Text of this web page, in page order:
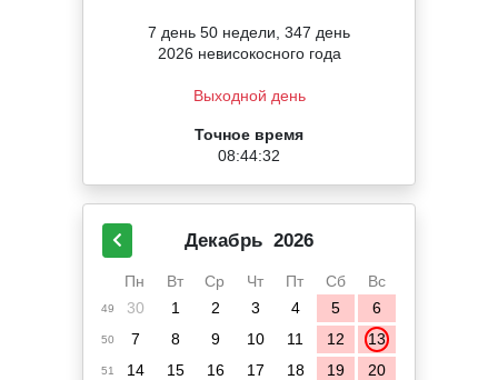
7 день 50 недели, 347 день
2026 невисокосного года
Выходной день
Точное время
08:44:32
Декабрь 2026
Пн Вт Ср Чт Пт Сб Вс
49 30 1 2 3 4 5 6
50 7 8 9 10 11 12 13
51 14 15 16 17 18 19 20